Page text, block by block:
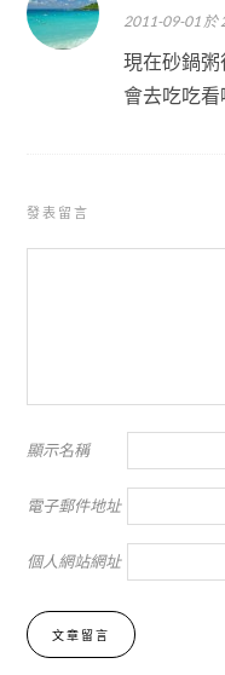
2011-09-01 於
現在砂鍋粥
會去吃吃看
發表留言
顯示名稱
電子郵件地址
個人網站網址